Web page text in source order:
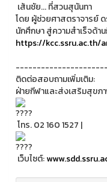
เส้นชัย... ที่สวนสุนันทา
โดย ผู้ช่วยศาสตราจารย์
นักศึกษา สู่ความสำเร็จด้า
https://kcc.ssru.ac.th/
ติดต่อสอบถามเพิ่มเติม:
ฝ่ายกีฬาและส่งเสริมสุข
โทร. 02 160 1527 |
เว็บไซต์: